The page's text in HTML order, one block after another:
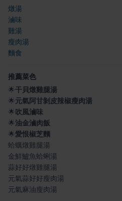
燉湯
滷味
雞湯
瘦肉湯
麵食
推薦菜色
🌟干貝燉雞腿湯
🌟元氣阿甘剝皮辣椒瘦肉湯
🌟 吹風滷味
🌟油金滷肉飯
🌟愛恨椒芝麵
蛤蠣燉雞腿湯
金鮮鱸魚蛤蜊湯
蒜好好燉雞腿湯
元氣蒜好好瘦肉湯
元氣麻油瘦肉湯